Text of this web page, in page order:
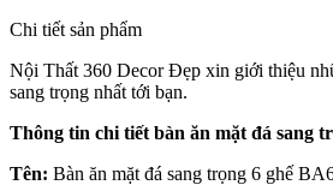
Chi tiết sản phẩm
Nội Thất 360 Decor Đẹp xin giới thiệu
sang trọng nhất tới bạn.
Thông tin chi tiết bàn ăn mặt đá sang
Tên: Bàn ăn mặt đá sang trọng 6 ghế